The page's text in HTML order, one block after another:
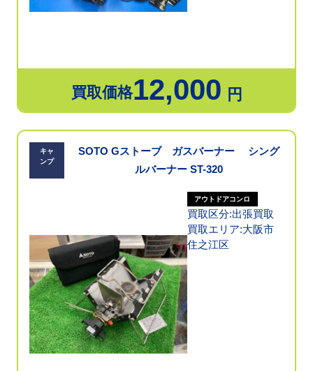
買取価格12,000 円
キャ
ンプ
SOTO Gストーブ ガスバーナー シング
ルバーナー ST-320
アウトドアコンロ
買取区分:出張買取
買取エリア:大阪市
住之江区